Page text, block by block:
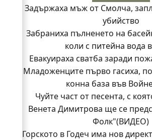
Задържаха мъж от Смолча,
убийство
Забраниха пълненето на
коли с питейна вода
Евакуираха сватба заради
Младоженците първо гасиха,
конна база във
Чуйте част от песента, с
Венета Димитрова ще се
Фолк"(ВИДЕО)
Горското в Годеч има нов